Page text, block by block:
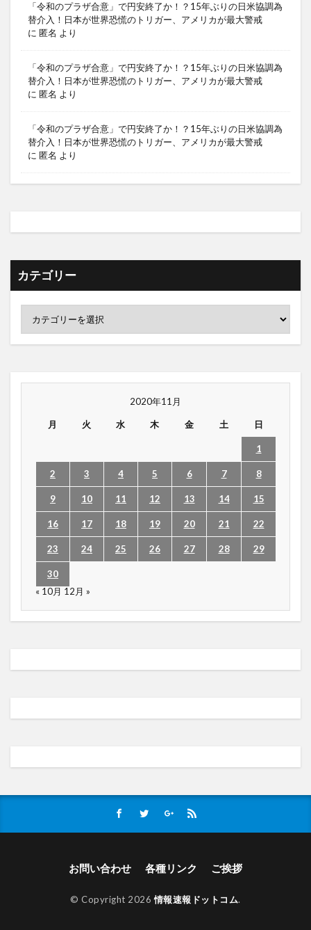
「令和のプラザ合意」で円安終了か！？15年ぶりの日米協調為
替介入！日本が世界恐慌のトリガー、アメリカが最大警戒
に 匿名 より
「令和のプラザ合意」で円安終了か！？15年ぶりの日米協調為
替介入！日本が世界恐慌のトリガー、アメリカが最大警戒
に 匿名 より
「令和のプラザ合意」で円安終了か！？15年ぶりの日米協調為
替介入！日本が世界恐慌のトリガー、アメリカが最大警戒
に 匿名 より
カテゴリー
2020年11月
月 火 水 木 金 土 日
1
2 3 4 5 6 7 8
9 10 11 12 13 14 15
16 17 18 19 20 21 22
23 24 25 26 27 28 29
30
« 10月 12月 »
お問い合わせ 各種リンク ご挨拶
© Copyright 2026情報速報ドットコム.